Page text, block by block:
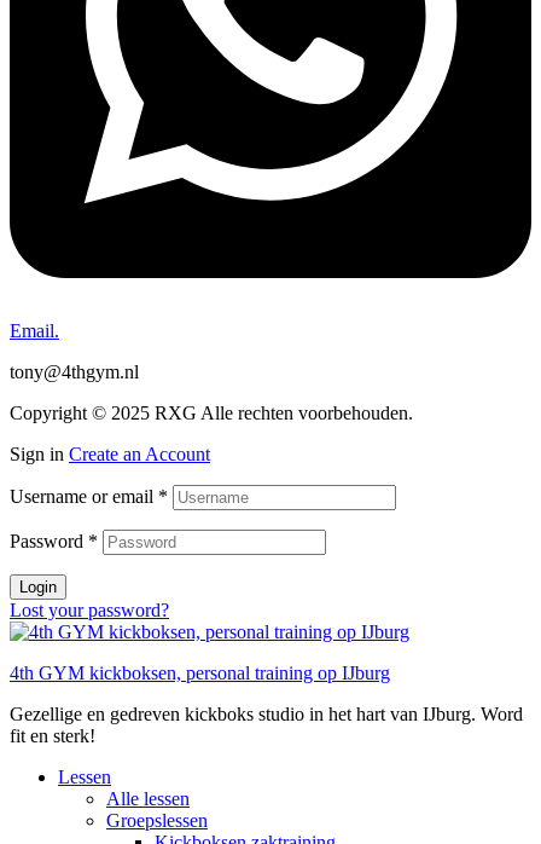
Email.
tony@4thgym.nl
Copyright © 2025 RXG Alle rechten voorbehouden.
Sign in Create an Account
Username or email *
Password *
Login
Lost your password?
4th GYM kickboksen, personal training op IJburg
Gezellige en gedreven kickboks studio in het hart van IJburg. Word
fit en sterk!
Lessen
Alle lessen
Groepslessen